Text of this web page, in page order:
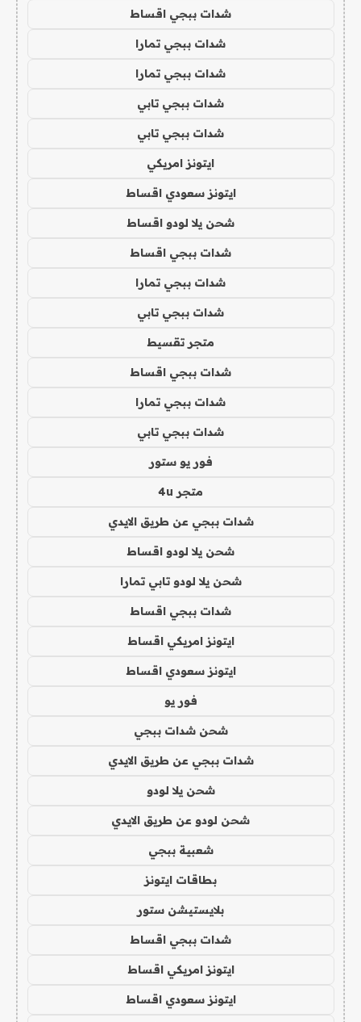
شدات ببجي اقساط
شدات ببجي تمارا
شدات ببجي تمارا
شدات ببجي تابي
شدات ببجي تابي
ايتونز امريكي
ايتونز سعودي اقساط
شحن يلا لودو اقساط
شدات ببجي اقساط
شدات ببجي تمارا
شدات ببجي تابي
متجر تقسيط
شدات ببجي اقساط
شدات ببجي تمارا
شدات ببجي تابي
فور يو ستور
متجر 4u
شدات ببجي عن طريق الايدي
شحن يلا لودو اقساط
شحن يلا لودو تابي تمارا
شدات ببجي اقساط
ايتونز امريكي اقساط
ايتونز سعودي اقساط
فور يو
شحن شدات ببجي
شدات ببجي عن طريق الايدي
شحن يلا لودو
شحن لودو عن طريق الايدي
شعبية ببجي
بطاقات ايتونز
بلايستيشن ستور
شدات ببجي اقساط
ايتونز امريكي اقساط
ايتونز سعودي اقساط